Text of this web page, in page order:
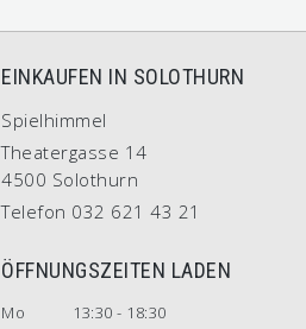
EINKAUFEN IN SOLOTHURN
Spielhimmel
Theatergasse 14
4500 Solothurn
Telefon 032 621 43 21
ÖFFNUNGSZEITEN LADEN
Mo
13:30 - 18:30